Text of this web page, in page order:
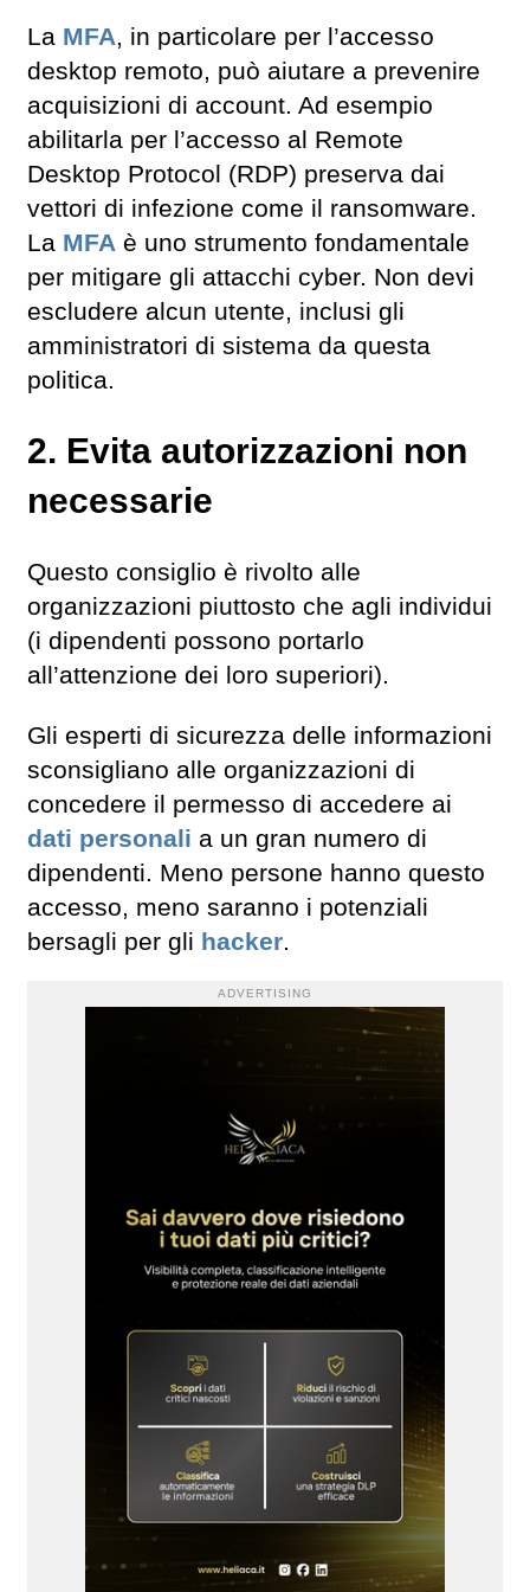
La MFA, in particolare per l’accesso
desktop remoto, può aiutare a prevenire
acquisizioni di account. Ad esempio
abilitarla per l’accesso al Remote
Desktop Protocol (RDP) preserva dai
vettori di infezione come il ransomware.
La MFA è uno strumento fondamentale
per mitigare gli attacchi cyber. Non devi
escludere alcun utente, inclusi gli
amministratori di sistema da questa
politica.
2. Evita autorizzazioni non
necessarie
Questo consiglio è rivolto alle
organizzazioni piuttosto che agli individui
(i dipendenti possono portarlo
all’attenzione dei loro superiori).
Gli esperti di sicurezza delle informazioni
sconsigliano alle organizzazioni di
concedere il permesso di accedere ai
dati personali a un gran numero di
dipendenti. Meno persone hanno questo
accesso, meno saranno i potenziali
bersagli per gli hacker.
ADVERTISING